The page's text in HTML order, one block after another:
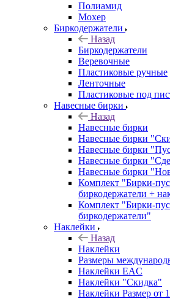
Полиамид
Мохер
Биркодержатели
Назад
Биркодержатели
Веревочные
Пластиковые ручные
Ленточные
Пластиковые под
Навесные бирки
Назад
Навесные бирки
Навесные бирки
Навесные бирки
Навесные бирки
Навесные бирки
Комплект "Бирки-
биркодержатели +
Комплект "Бирки-
биркодержатели"
Наклейки
Назад
Наклейки
Размеры
Наклейки EAC
Наклейки "Скидка"
Наклейки Размер от